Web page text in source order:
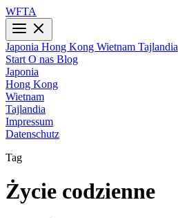
WFTA
Japonia Hong Kong Wietnam Tajlandia
Start O nas Blog
Japonia
Hong Kong
Wietnam
Tajlandia
Impressum
Datenschutz
Tag
Życie codzienne